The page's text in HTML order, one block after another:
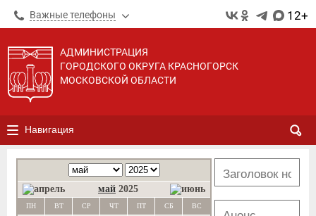
Важные телефоны 12+
АДМИНИСТРАЦИЯ
ГОРОДСКОГО ОКРУГА КРАСНОГОРСК
МОСКОВСКОЙ ОБЛАСТИ
Навигация
май 2025
ПН ВТ СР ЧТ ПТ СБ ВС